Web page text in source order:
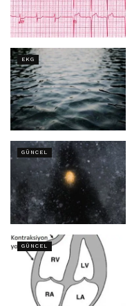
EKG
GÜNCEL
GÜNCEL